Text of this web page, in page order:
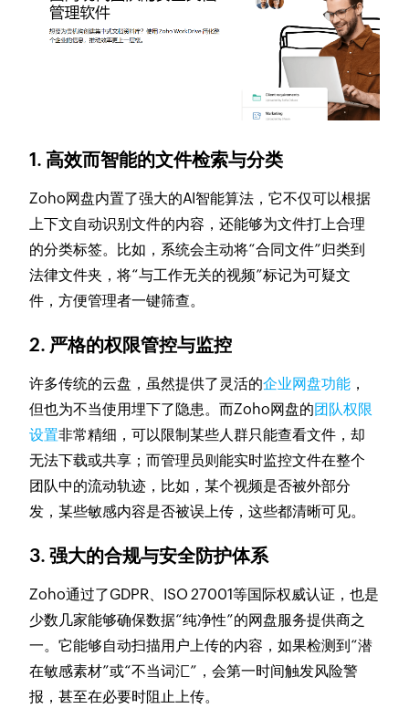
1. 高效而智能的文件检索与分类
Zoho网盘内置了强大的AI智能算法，它不仅可以根据
上下文自动识别文件的内容，还能够为文件打上合理
的分类标签。比如，系统会主动将“合同文件”归类到
法律文件夹，将“与工作无关的视频”标记为可疑文
件，方便管理者一键筛查。
2. 严格的权限管控与监控
许多传统的云盘，虽然提供了灵活的企业网盘功能 ，
但也为不当使用埋下了隐患。而Zoho网盘的团队权限
设置非常精细，可以限制某些人群只能查看文件，却
无法下载或共享；而管理员则能实时监控文件在整个
团队中的流动轨迹，比如，某个视频是否被外部分
发，某些敏感内容是否被误上传，这些都清晰可见。
3. 强大的合规与安全防护体系
Zoho通过了GDPR、ISO 27001等国际权威认证，也是
少数几家能够确保数据“纯净性”的网盘服务提供商之
一。它能够自动扫描用户上传的内容，如果检测到“潜
在敏感素材”或“不当词汇”，会第一时间触发风险警
报，甚至在必要时阻止上传。